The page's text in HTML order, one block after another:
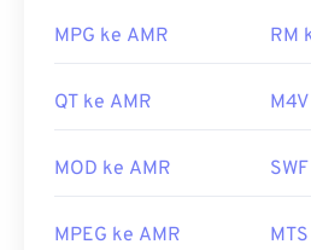
MPG ke AMR RM
QT ke AMR
MOD ke AMR
MPEG ke AMR